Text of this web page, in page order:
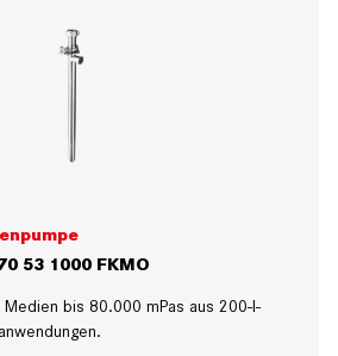
53 1000 FKMO
bis 80.000 mPas aus 200-l-